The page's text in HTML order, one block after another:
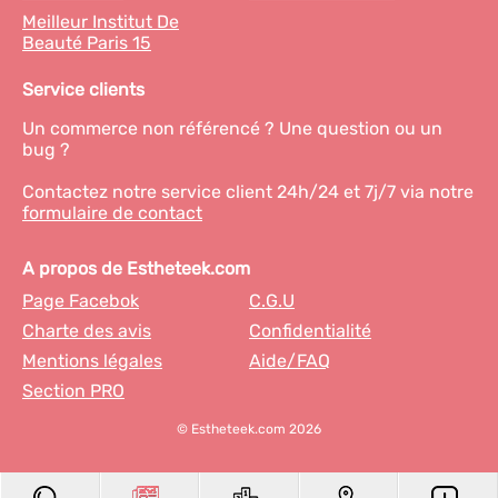
Meilleur Institut De
Beauté Paris 15
Service clients
Un commerce non référencé ? Une question ou un
bug ?
Contactez notre service client 24h/24 et 7j/7 via notre
formulaire de contact
A propos de Estheteek.com
Page Facebok
C.G.U
Charte des avis
Confidentialité
Mentions légales
Aide/FAQ
Section PRO
© Estheteek.com 2026